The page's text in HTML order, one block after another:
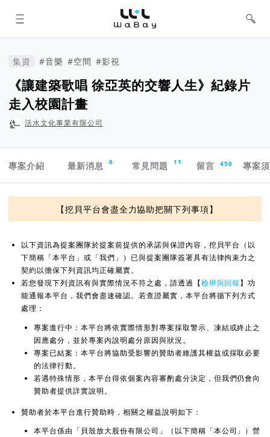
WaBay 挖貝 | 台灣最值得信賴的群眾
集資 / 群眾募資平台
集資 #音樂 #空間 #影視
《讓建築歌唱 徐亞英的交響人生》紀錄片
走入校園計畫
活水文化事業有限公司
專案介紹
最新消息 6 常見問題 11 留言 450 專案
資訊揭露與承諾
【挖貝平台會盡全力協助把關下列事項】
以下資訊為提案團隊於提案前提供的承諾與保證內容，挖貝平台（以
下簡稱「本平台」或「我們」）已與提案團隊簽署具有法律拘束力之
契約以擔保下列資訊均正確屬實。
若您發現下列資訊有與實際情況不符之處，請透過【檢舉與回報】功
能通報本平台，我們會盡速確認。若查證屬實，本平台將循下列方式
處理：
專案進行中：本平台將依實際情形對專案採取警示、凍結或終止之
因應處分，並於專案內說明處分原因與狀況。
專案已結案：本平台將協助受影響的贊助者維護其權益或採取必要
的法律行動。
若遇特殊情形，本平台得依個案內容審酌處分決定，但我們仍會向
贊助者提供詳實說明。
贊助者於本平台進行贊助時，相關之權益說明如下：
本平台係由「貝殼放大股份有限公司」（以下簡稱「本公司」）營